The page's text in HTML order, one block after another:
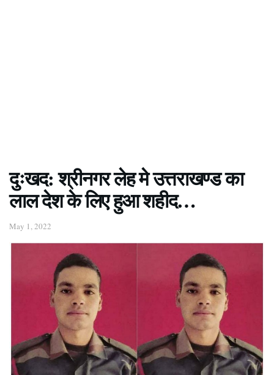
दुःखद: श्रीनगर लेह मे उत्तराखण्ड का
लाल देश के लिए हुआ शहीद…
May 1, 2022